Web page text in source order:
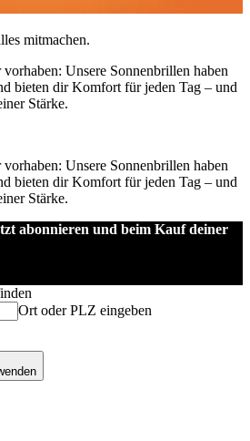
mitmachen.
Unsere Sonnenbrillen haben
bieten dir Komfort für jeden Tag – und
Stärke.
Unsere Sonnenbrillen haben
bieten dir Komfort für jeden Tag – und
Stärke.
abonnieren und beim Kauf deiner
Ort oder PLZ eingeben